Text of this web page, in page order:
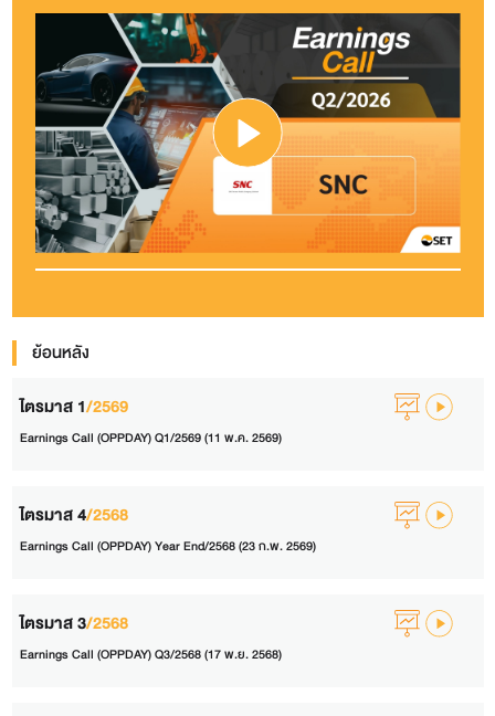
ย้อนหลัง
ไตรมาส 1/2569
Earnings Call (OPPDAY) Q1/2569 (11 พ.ค. 2569)
ไตรมาส 4/2568
Earnings Call (OPPDAY) Year End/2568 (23 ก.พ. 2569)
ไตรมาส 3/2568
Earnings Call (OPPDAY) Q3/2568 (17 พ.ย. 2568)